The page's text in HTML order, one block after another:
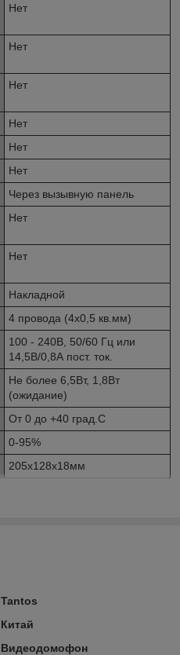
Нет
Нет
Нет
Нет
Нет
Нет
Через вызывную панель
Нет
Нет
Накладной
4 провода (4х0,5 кв.мм)
100 - 240В, 50/60 Гц или
14,5В/0,8А пост. ток.
Не более 6,5Вт, 1,8Вт
(ожидание)
От 0 до +40 град.С
0-95%
205х128х18мм
Tantos
Китай
Видеодомофон